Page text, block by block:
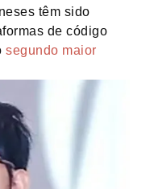
têm sido
de código
segundo maior